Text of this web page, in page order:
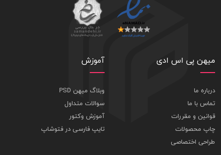
میهن پی اس ادی
درباره ما
تماس با ما
قوانین و مقررات
چاپ محصولات
طراحی اختصاصی
آموزش
وبلاگ میهن PSD
سوالات متداول
آموزش وکتور
تایپ فارسی در فتوشاپ